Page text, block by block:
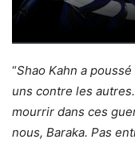
“Shao Kahn a
uns contre les
mourrir dans ces
nous, Baraka. Pas